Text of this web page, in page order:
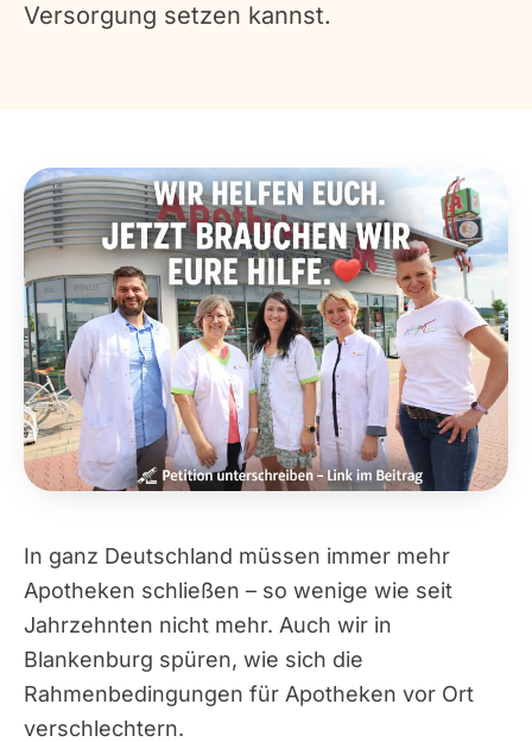
Versorgung setzen kannst.
In ganz Deutschland müssen immer mehr
Apotheken schließen – so wenige wie seit
Jahrzehnten nicht mehr. Auch wir in
Blankenburg spüren, wie sich die
Rahmenbedingungen für Apotheken vor Ort
verschlechtern.